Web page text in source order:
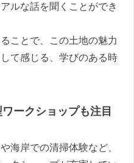
ルな話を聞くことができ
ことで、この土地の魅力
て感じる、学びのある時
ークショップも注目
海岸での清掃体験など、